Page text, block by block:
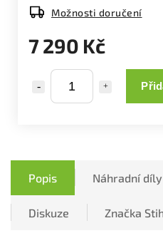
7 290 Kč
Možnosti doručení
Popis Náhradní díly
Diskuze Značka